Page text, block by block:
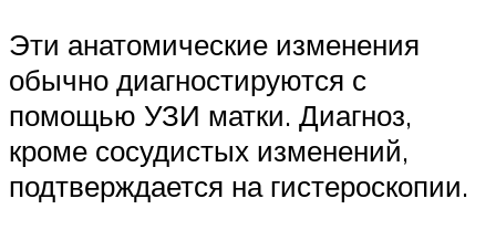
Эти анатомические изменения
обычно диагностируются с
помощью УЗИ матки. Диагноз,
кроме сосудистых изменений,
подтверждается на гистероскопии.